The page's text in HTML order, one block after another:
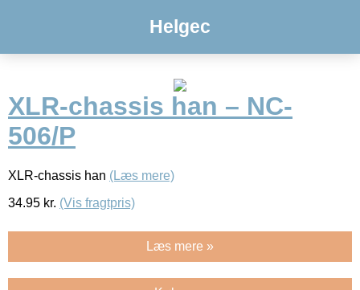
Helgec
XLR-chassis han – NC-
506/P
XLR-chassis han (Læs mere)
34.95 kr. (Vis fragtpris)
Læs mere »